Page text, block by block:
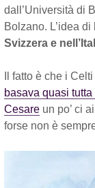
dall’Università di
Bolzano. L’idea
Svizzera e
Il fatto è che i
basava quasi
Cesare un po’ ci
forse non è